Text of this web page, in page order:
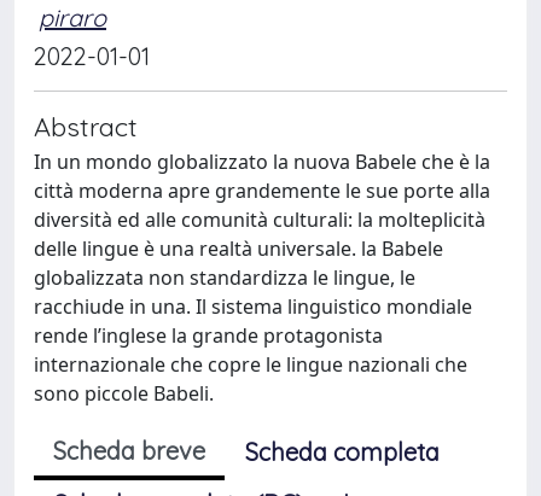
piraro
2022-01-01
Abstract
In un mondo globalizzato la nuova Babele che è la
città moderna apre grandemente le sue porte alla
diversità ed alle comunità culturali: la molteplicità
delle lingue è una realtà universale. la Babele
globalizzata non standardizza le lingue, le
racchiude in una. Il sistema linguistico mondiale
rende l’inglese la grande protagonista
internazionale che copre le lingue nazionali che
sono piccole Babeli.
Scheda breve
Scheda completa